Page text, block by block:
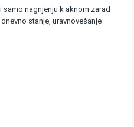
samo nagnjenju k aknom zarad
stanje, uravnovešanje